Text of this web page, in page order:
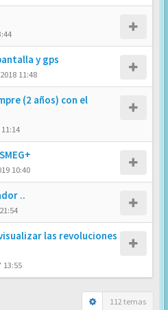
y gps
11:48
(2 años) con el
10:40
..
las revoluciones
13:55
112 temas